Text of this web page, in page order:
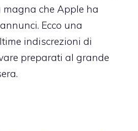
che Apple ha
Ecco una
indiscrezioni di
preparati al grande